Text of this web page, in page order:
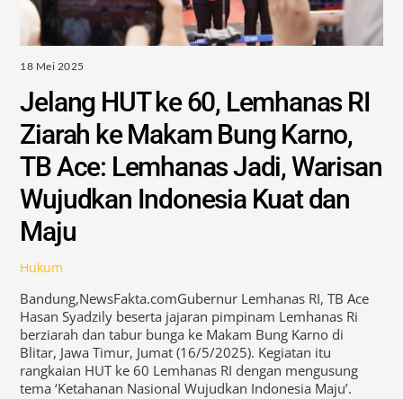
18 Mei 2025
Jelang HUT ke 60, Lemhanas RI
Ziarah ke Makam Bung Karno,
TB Ace: Lemhanas Jadi, Warisan
Wujudkan Indonesia Kuat dan
Maju
Hukum
Bandung,NewsFakta.comGubernur Lemhanas RI, TB Ace
Hasan Syadzily beserta jajaran pimpinam Lemhanas Ri
berziarah dan tabur bunga ke Makam Bung Karno di
Blitar, Jawa Timur, Jumat (16/5/2025). Kegiatan itu
rangkaian HUT ke 60 Lemhanas RI dengan mengusung
tema ‘Ketahanan Nasional Wujudkan Indonesia Maju’.